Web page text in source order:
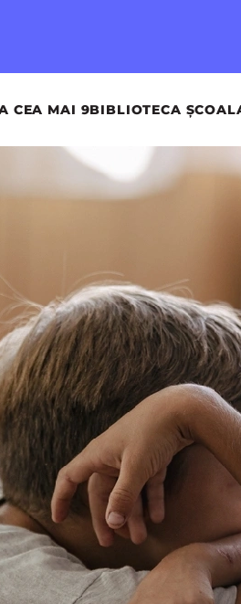
CEA MAI 9BIBLIOTECA